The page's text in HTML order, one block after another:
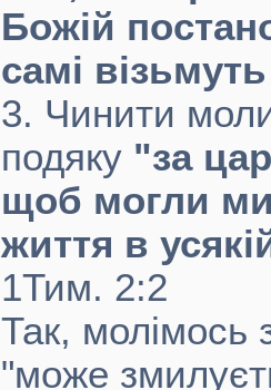
Божій
самі
3. Чинити
подяку "за
щоб могли
життя в
1Тим. 2:2
Так, молімось
"може